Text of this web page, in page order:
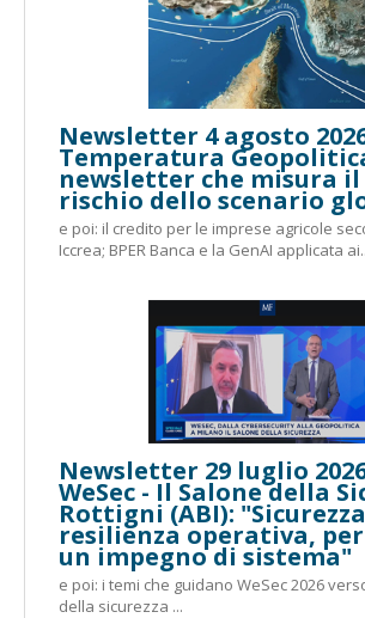
Newsletter 4 agosto
Temperatura
newsletter che misura
rischio dello scenario
e poi: il credito per le imprese agricole
Iccrea; BPER Banca e la GenAI applicata
Newsletter 29 luglio
WeSec - Il Salone della
Rottigni (ABI):
resilienza operativa,
un impegno di sistema"
e poi: i temi che guidano WeSec 2026
della sicurezza ...